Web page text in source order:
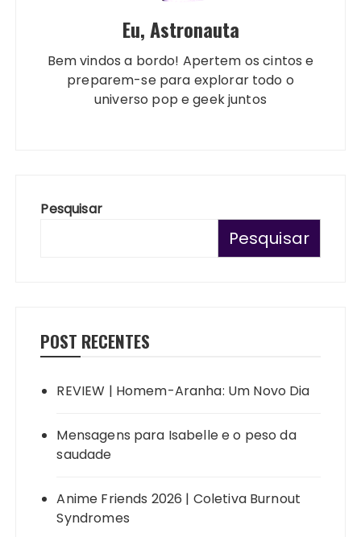
Eu, Astronauta
Bem vindos a bordo! Apertem os cintos e
preparem-se para explorar todo o
universo pop e geek juntos
Pesquisar
Pesquisar
POST RECENTES
REVIEW | Homem-Aranha: Um Novo Dia
Mensagens para Isabelle e o peso da
saudade
Anime Friends 2026 | Coletiva Burnout
Syndromes